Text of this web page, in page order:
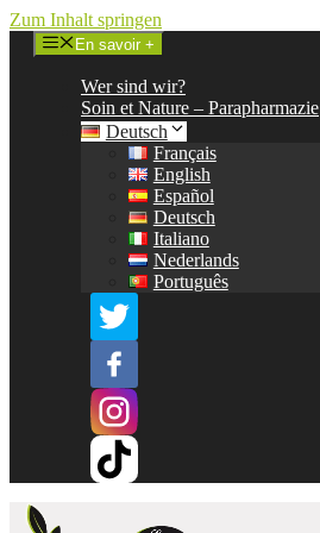
Zum Inhalt springen
En savoir +
Wer sind wir?
Soin et Nature – Parapharmazie
Deutsch
Français
English
Español
Deutsch
Italiano
Nederlands
Português